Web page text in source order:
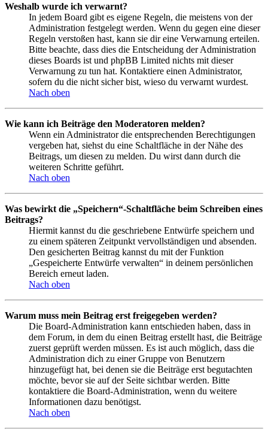
Weshalb wurde ich verwarnt?
In jedem Board gibt es eigene Regeln, die meistens von der
Administration festgelegt werden. Wenn du gegen eine dieser
Regeln verstoßen hast, kann sie dir eine Verwarnung erteilen.
Bitte beachte, dass dies die Entscheidung der Administration
dieses Boards ist und phpBB Limited nichts mit dieser
Verwarnung zu tun hat. Kontaktiere einen Administrator,
sofern du die nicht sicher bist, wieso du verwarnt wurdest.
Nach oben
Wie kann ich Beiträge den Moderatoren melden?
Wenn ein Administrator die entsprechenden Berechtigungen
vergeben hat, siehst du eine Schaltfläche in der Nähe des
Beitrags, um diesen zu melden. Du wirst dann durch die
weiteren Schritte geführt.
Nach oben
Was bewirkt die „Speichern“-Schaltfläche beim Schreiben eines
Beitrags?
Hiermit kannst du die geschriebene Entwürfe speichern und
zu einem späteren Zeitpunkt vervollständigen und absenden.
Den gesicherten Beitrag kannst du mit der Funktion
„Gespeicherte Entwürfe verwalten“ in deinem persönlichen
Bereich erneut laden.
Nach oben
Warum muss mein Beitrag erst freigegeben werden?
Die Board-Administration kann entschieden haben, dass in
dem Forum, in dem du einen Beitrag erstellt hast, die Beiträge
zuerst geprüft werden müssen. Es ist auch möglich, dass die
Administration dich zu einer Gruppe von Benutzern
hinzugefügt hat, bei denen sie die Beiträge erst begutachten
möchte, bevor sie auf der Seite sichtbar werden. Bitte
kontaktiere die Board-Administration, wenn du weitere
Informationen dazu benötigst.
Nach oben